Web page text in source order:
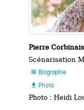
Pierre Corbinais
Scénarisation
 Biographie
 Photo
Photo : Heidi